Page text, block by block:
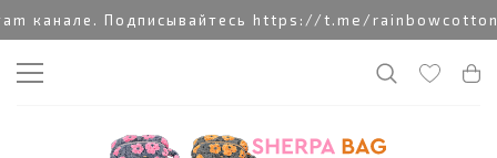
канале. Подписывайтесь https://t.me/